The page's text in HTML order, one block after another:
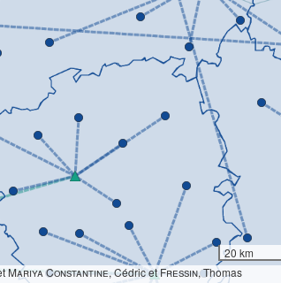
20 km
Mariya Constantine, Cédric etFressin, Thomas